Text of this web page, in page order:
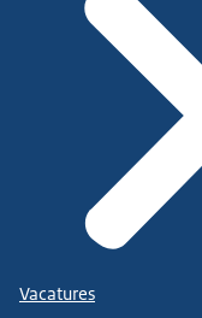
Vacatures